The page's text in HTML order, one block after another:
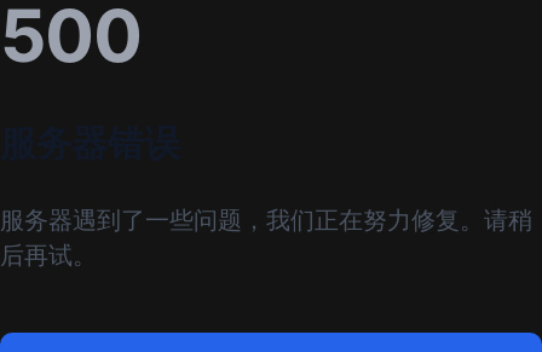
500
服务器遇到了一些问题，我们正在努力修复。请稍
后再试。